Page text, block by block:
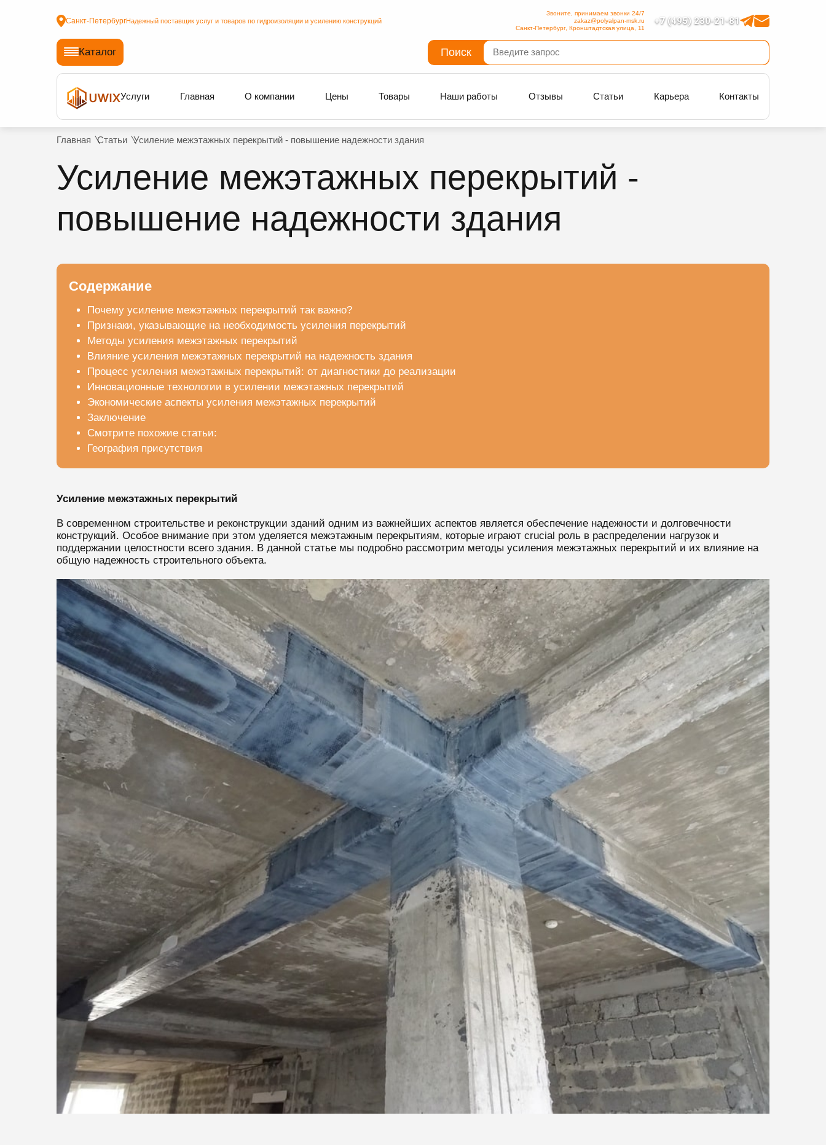
Санкт-ПетербургНадежный поставщик услуг и товаров по гидроизоляции и усилению конструкций +7 (495) 230-21-81
Звоните, принимаем звонки 24/7
zakaz@polyalpan-msk.ru
Санкт-Петербург, Кронштадтская улица, 11
Каталог Поиск
Услуги Главная О компании Цены Товары Наши работы Отзывы Статьи Карьера Контакты
Главная Статьи Усиление межэтажных перекрытий - повышение надежности здания
Усиление межэтажных перекрытий -
повышение надежности здания
Содержание
Почему усиление межэтажных перекрытий так важно?
Признаки, указывающие на необходимость усиления перекрытий
Методы усиления межэтажных перекрытий
Влияние усиления межэтажных перекрытий на надежность здания
Процесс усиления межэтажных перекрытий: от диагностики до реализации
Инновационные технологии в усилении межэтажных перекрытий
Экономические аспекты усиления межэтажных перекрытий
Заключение
Смотрите похожие статьи:
География присутствия
Усиление межэтажных перекрытий
В современном строительстве и реконструкции зданий одним из важнейших аспектов является обеспечение надежности и долговечности
конструкций. Особое внимание при этом уделяется межэтажным перекрытиям, которые играют crucial роль в распределении нагрузок и
поддержании целостности всего здания. В данной статье мы подробно рассмотрим методы усиления межэтажных перекрытий и их влияние на
общую надежность строительного объекта.